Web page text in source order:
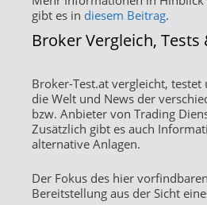
gibt es in diesem Beitrag.
Broker Vergleich,
Broker-Test.at vergleicht,
die Welt und News der
bzw. Anbieter von Trading
Zusätzlich gibt es auch
alternative Anlagen.
Der Fokus des hier
Bereitstellung aus der Sicht